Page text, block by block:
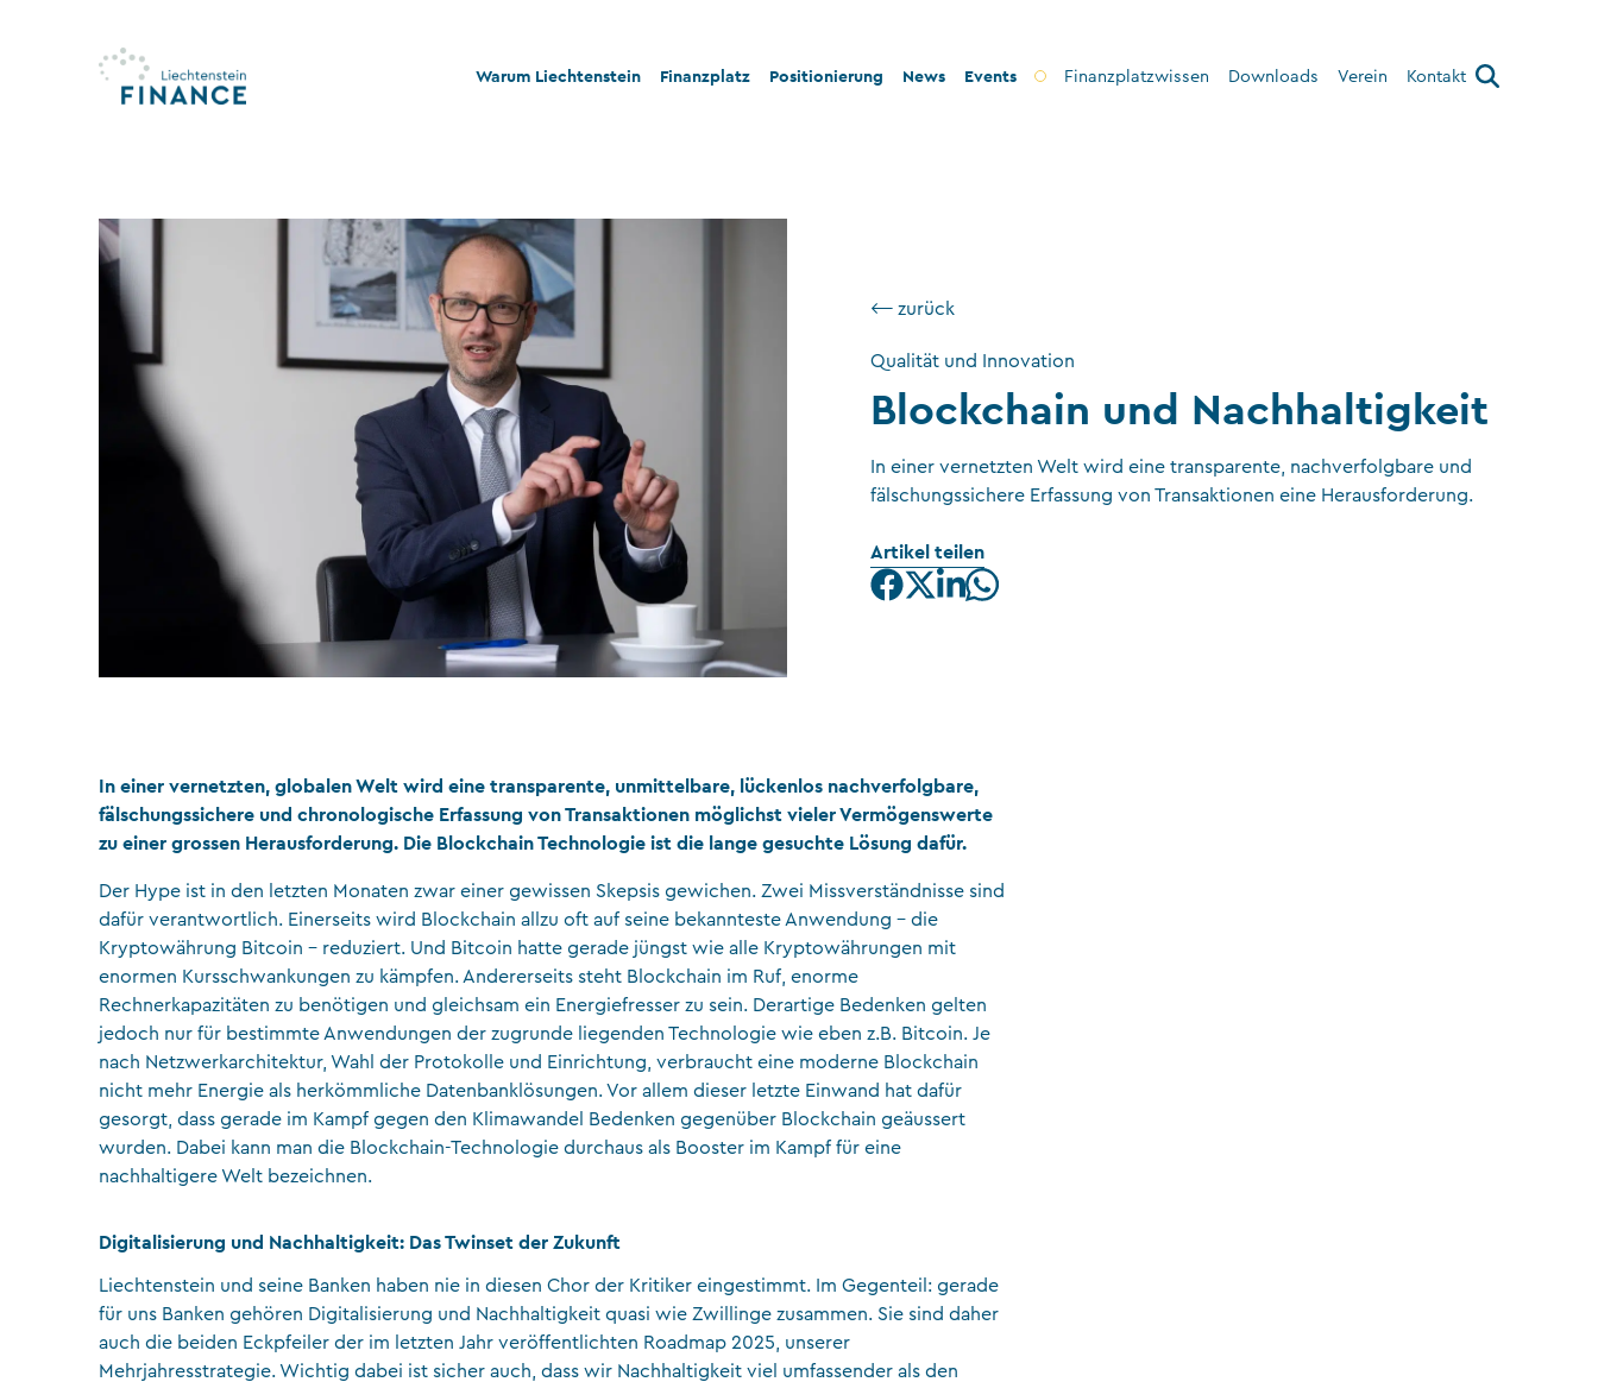
Warum Liechtenstein
Stabilität und Rechtssicherheit
Rechts- und Steuerkonformität
Nachhaltigkeit und Philanthropie
Stiftungswesen
Finanzplatz
Treuhandsektor
Gemeinnützige Stiftungen und Trusts
VT-Dienstleistungen
Versicherungsvermittler
CFA Society Liechtenstein
Rechtsanwälte
Positionierung
Stabilität und Sicherheit
Nachhaltigkeit
News Events Finanzplatzwissen Downloads Verein Kontakt
⟵ zurück
Qualität und Innovation
Blockchain und Nachhaltigkeit
In einer vernetzten Welt wird eine transparente, nachverfolgbare und
fälschungssichere Erfassung von Transaktionen eine Herausforderung.
Artikel teilen
In einer vernetzten, globalen Welt wird eine transparente, unmittelbare, lückenlos nachverfolgbare,
fälschungssichere und chronologische Erfassung von Transaktionen möglichst vieler Vermögenswerte
zu einer grossen Herausforderung. Die Blockchain Technologie ist die lange gesuchte Lösung dafür.
Der Hype ist in den letzten Monaten zwar einer gewissen Skepsis gewichen. Zwei Missverständnisse sind
dafür verantwortlich. Einerseits wird Blockchain allzu oft auf seine bekannteste Anwendung – die
Kryptowährung Bitcoin – reduziert. Und Bitcoin hatte gerade jüngst wie alle Kryptowährungen mit
enormen Kursschwankungen zu kämpfen. Andererseits steht Blockchain im Ruf, enorme
Rechnerkapazitäten zu benötigen und gleichsam ein Energiefresser zu sein. Derartige Bedenken gelten
jedoch nur für bestimmte Anwendungen der zugrunde liegenden Technologie wie eben z.B. Bitcoin. Je
nach Netzwerkarchitektur, Wahl der Protokolle und Einrichtung, verbraucht eine moderne Blockchain
nicht mehr Energie als herkömmliche Datenbanklösungen. Vor allem dieser letzte Einwand hat dafür
gesorgt, dass gerade im Kampf gegen den Klimawandel Bedenken gegenüber Blockchain geäussert
wurden. Dabei kann man die Blockchain-Technologie durchaus als Booster im Kampf für eine
nachhaltigere Welt bezeichnen.
Digitalisierung und Nachhaltigkeit: Das Twinset der Zukunft
Liechtenstein und seine Banken haben nie in diesen Chor der Kritiker eingestimmt. Im Gegenteil: gerade
für uns Banken gehören Digitalisierung und Nachhaltigkeit quasi wie Zwillinge zusammen. Sie sind daher
auch die beiden Eckpfeiler der im letzten Jahr veröffentlichten Roadmap 2025, unserer
Mehrjahresstrategie. Wichtig dabei ist sicher auch, dass wir Nachhaltigkeit viel umfassender als den